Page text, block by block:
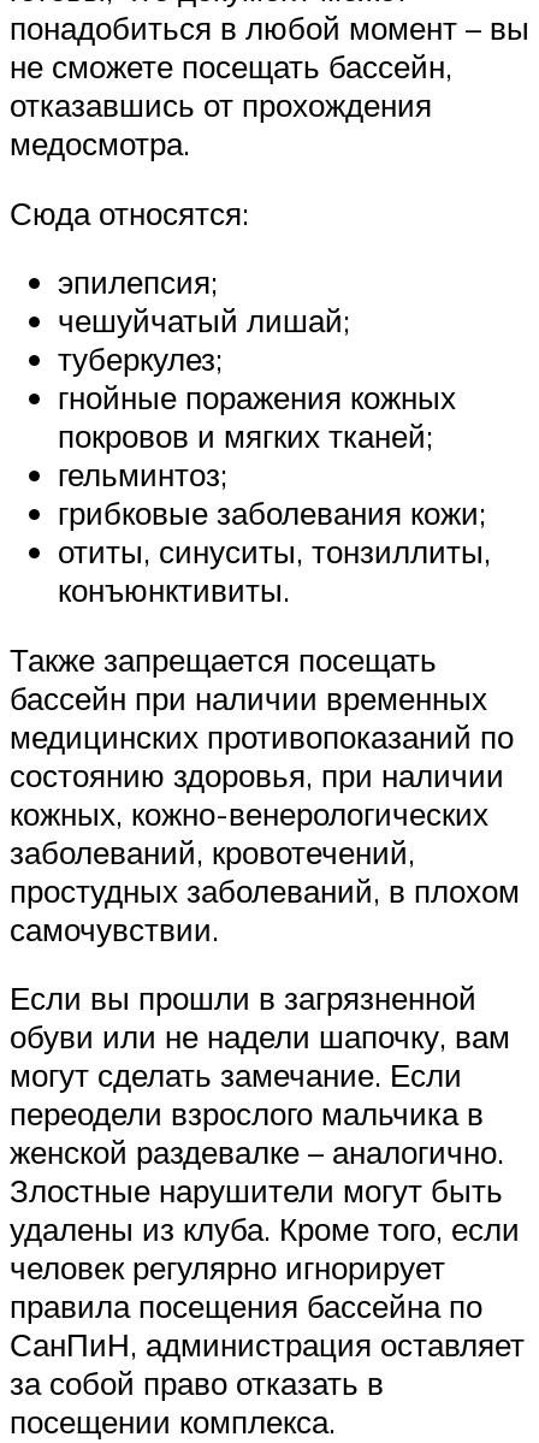
понадобиться в любой момент – вы
не сможете посещать бассейн,
отказавшись от прохождения
медосмотра.
Сюда относятся:
эпилепсия;
чешуйчатый лишай;
туберкулез;
гнойные поражения кожных
покровов и мягких тканей;
гельминтоз;
грибковые заболевания кожи;
отиты, синуситы, тонзиллиты,
конъюнктивиты.
Также запрещается посещать
бассейн при наличии временных
медицинских противопоказаний по
состоянию здоровья, при наличии
кожных, кожно-венерологических
заболеваний, кровотечений,
простудных заболеваний, в плохом
самочувствии.
Если вы прошли в загрязненной
обуви или не надели шапочку, вам
могут сделать замечание. Если
переодели взрослого мальчика в
женской раздевалке – аналогично.
Злостные нарушители могут быть
удалены из клуба. Кроме того, если
человек регулярно игнорирует
правила посещения бассейна по
СанПиН, администрация оставляет
за собой право отказать в
посещении комплекса.